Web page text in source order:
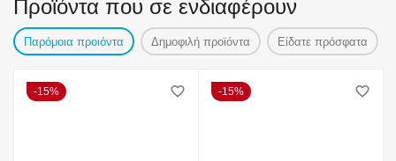
Προϊόντα που σε ενδιαφέρουν
Παρόμοια προιόντα Δημοφιλή προϊόντα Είδατε πρόσφατα
15% 15%